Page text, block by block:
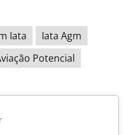
Iata
Iata Agm
Potencial